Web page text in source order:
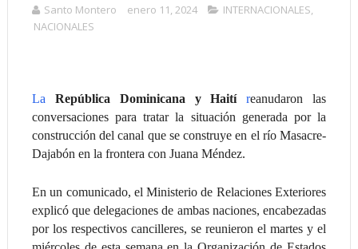
Santo Montero enero 11, 2024 INTERNACIONALES,
NACIONALES
La República Dominicana y Haitíreanudaron las
conversaciones para tratar la situación generada por la
construcción del canal que se construye en el río Masacre-
Dajabón en la frontera con Juana Méndez.
En un comunicado, el Ministerio de Relaciones Exteriores
explicó que delegaciones de ambas naciones, encabezadas
por los respectivos cancilleres, se reunieron el martes y el